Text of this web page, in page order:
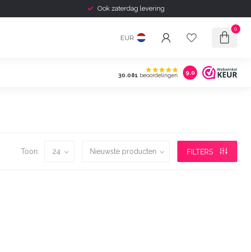
Ook zaterdag levering
EUR
0
30.081 beoordelingen 9.0
Toon: FILTERS